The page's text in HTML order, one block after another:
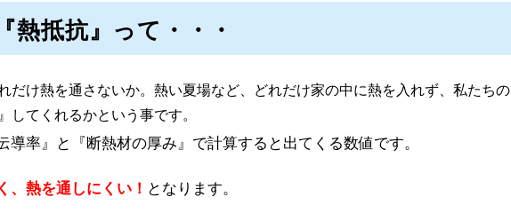
熱抵抗』って・・・
だけ熱を通さないか。熱い夏場など、どれだけ家の中に熱を入れず、私たちの
てくれるかという事です。
導率』と『断熱材の厚み』で計算すると出てくる数値です。
、熱を通しにくい！ となります。